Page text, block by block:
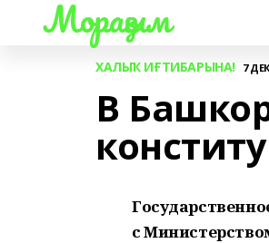
Мораҙым
ХАЛЫҠ ИҒТИБАРЫНА! 7
В
с